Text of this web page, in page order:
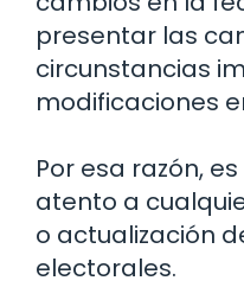
presentar las
circunstancias
modificaciones
Por esa razón,
atento a
o actualización
electorales.